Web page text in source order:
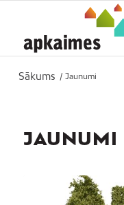
Sākums / Jaunumi
JAUNUMI